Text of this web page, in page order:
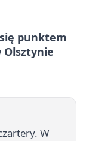
punktem
Olsztynie
W